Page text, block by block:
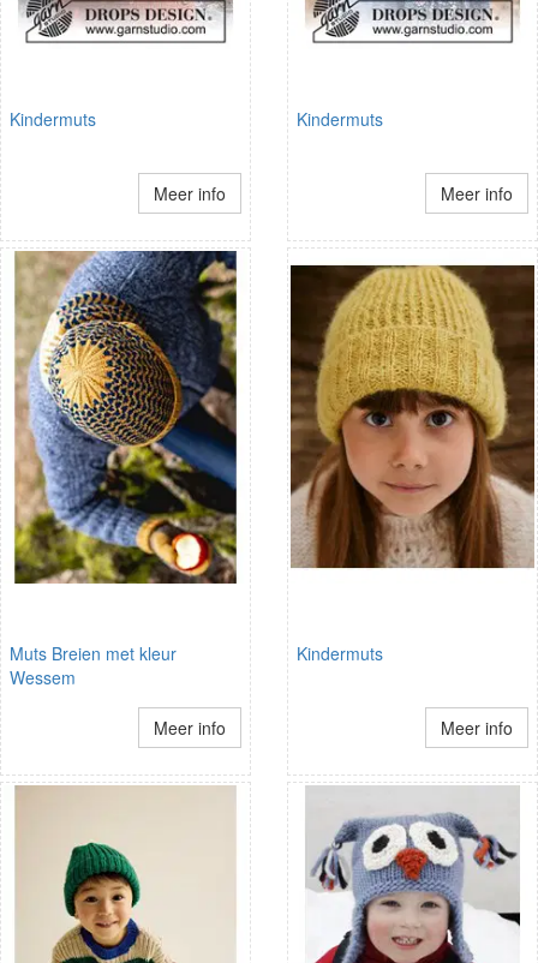
Kindermuts
Meer info
Kindermuts
Meer info
Muts Breien met kleur
Wessem
Meer info
Kindermuts
Meer info